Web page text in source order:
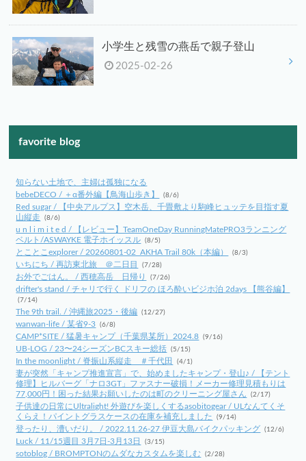
小学生と残雪の燕岳で親子登山
2025-02-26
favorite blog
知らない土地で、主婦は孤独になる
bebeDECO / ＋α番外編【鳥海山歩き】
(8/6)
Red sugar / 【中央アルプス】空木岳、千畳敷より駒峰ヒュッテを目指す夏
山縦走
(8/6)
u n l i m i t e d / 【レビュー】TeamOneDay RunningMatePRO3ランニング
ベルト/ASWAYKE 電子ホイッスル (8/5)
とことこexplorer / 20260801-02_AKHA Trail 80k（本編） (8/3)
いちにち / 再訪東北旅 ＠二日目 (7/28)
お外でごはん。 / 西穂高岳 日帰り (7/26)
drifter's stand / チャリで行く ドリフの ほろ酔いビジホ泊 2days 【熊谷編】
(7/14)
The 9th trail. / 沖縄旅2025・後編 (12/27)
wanwan-life / 某省9-3 (6/8)
CAMP*SITE / 猛暑キャンプ（千葉県某所）2024.8 (9/16)
UB-LOG / 23〜24シーズンBCスキー総括 (5/15)
In the moonlight / 脊振山系縦走 ＃千代田 (4/1)
妻が突然「キャンプ推進宣言」で、始めましたキャンプ・登山♪ / 【テント
修理】ヒルバーグ「ナロ3GT」ファスナー破損！メーカー修理見積もりは
77,000円！困った結果お願いしたのは町のクリーニング屋さん
(2/17)
子供達の日常にUltralight! 外遊びを楽しくするasobitogear / ULなんてくそ
くらえ！パイントグラスケースの在庫を補充しました
(9/14)
登ったり、漕いだり。 / 2022.11.26-27 伊豆大島バイクパッキング (12/6)
Luck / 11/15週目 3月7日-3月13日 (3/15)
sotoblog / BROMPTONのムダなカスタムを楽しむ (2/28)